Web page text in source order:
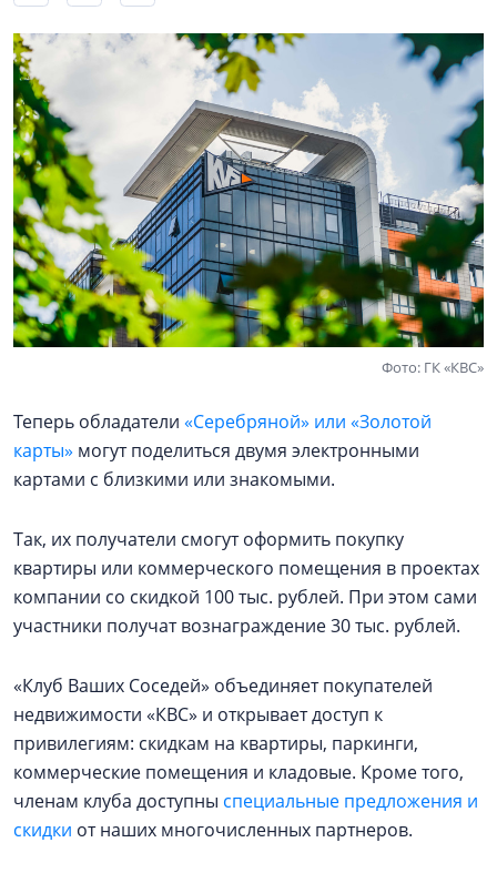
Фото: ГК «КВС»
Теперь обладатели «Серебряной» или «Золотой
карты» могут поделиться двумя электронными
картами с близкими или знакомыми.
Так, их получатели смогут оформить покупку
квартиры или коммерческого помещения в проектах
компании со скидкой 100 тыс. рублей. При этом сами
участники получат вознаграждение 30 тыс. рублей.
«Клуб Ваших Соседей» объединяет покупателей
недвижимости «КВС» и открывает доступ к
привилегиям: скидкам на квартиры, паркинги,
коммерческие помещения и кладовые. Кроме того,
членам клуба доступны специальные предложения и
скидки от наших многочисленных партнеров.